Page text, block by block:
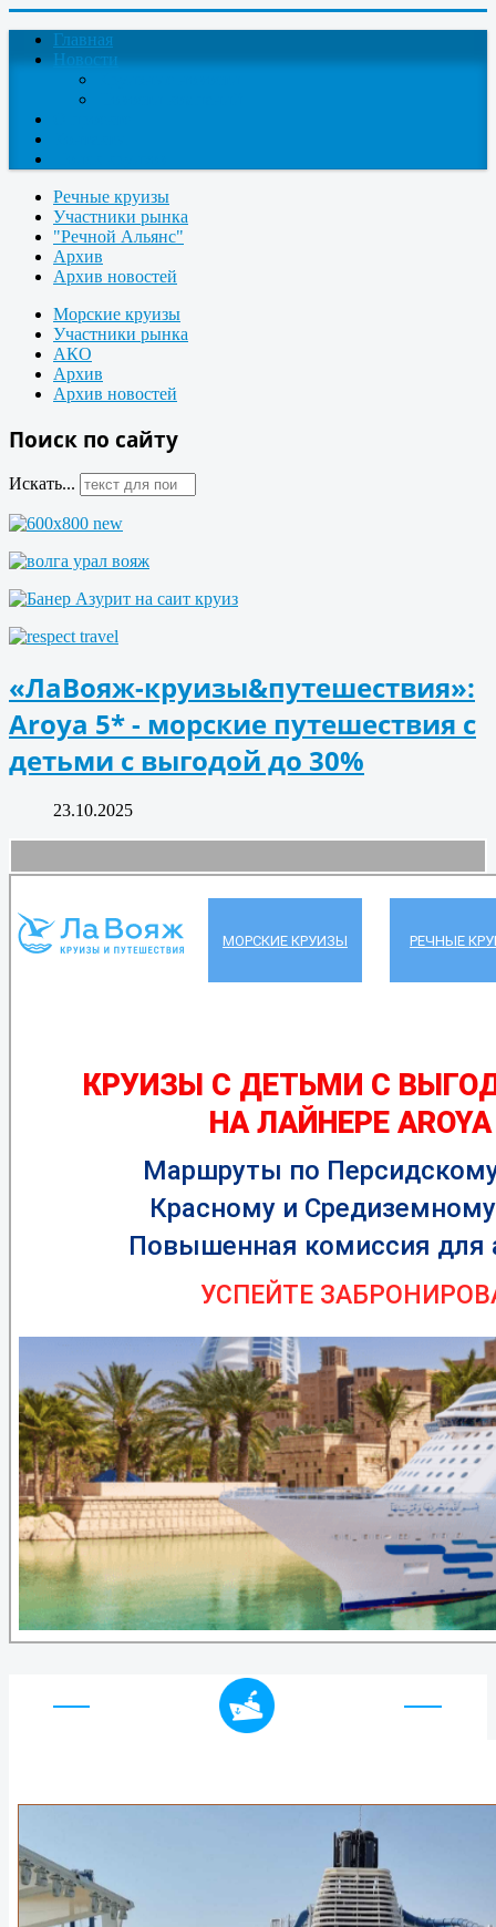
Главная
Новости
Речные круизы
Участники рынка
"Речной Альянс"
Архив
Архив новостей
Морские круизы
Участники рынка
АКО
Архив
Архив новостей
Поиск по сайту
Искать...
«ЛаВояж-круизы&путешествия»:
Aroya 5* - морские путешествия с
детьми с выгодой до 30%
23.10.2025
МОРСКИЕ КРУИЗЫ РЕЧНЫЕ
КРУИЗЫ С ДЕТЬМИ С
НА ЛАЙНЕРЕ
Маршруты по Персидскому
Красному и
Повышенная комиссия для
УСПЕЙТЕ